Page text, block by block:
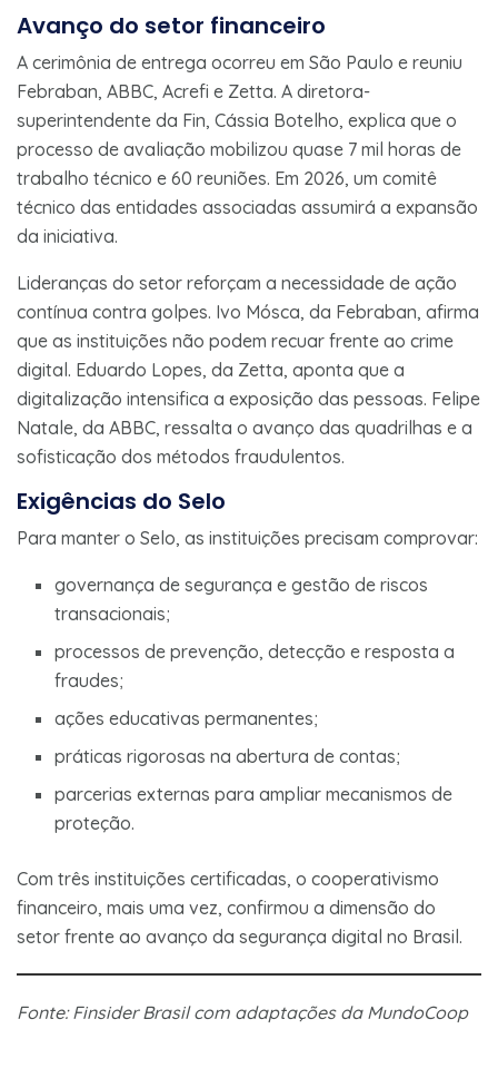
Avanço do setor financeiro
A cerimônia de entrega ocorreu em São Paulo e reuniu
Febraban, ABBC, Acrefi e Zetta. A diretora-
superintendente da Fin, Cássia Botelho, explica que o
processo de avaliação mobilizou quase 7 mil horas de
trabalho técnico e 60 reuniões. Em 2026, um comitê
técnico das entidades associadas assumirá a expansão
da iniciativa.
Lideranças do setor reforçam a necessidade de ação
contínua contra golpes. Ivo Mósca, da Febraban, afirma
que as instituições não podem recuar frente ao crime
digital. Eduardo Lopes, da Zetta, aponta que a
digitalização intensifica a exposição das pessoas. Felipe
Natale, da ABBC, ressalta o avanço das quadrilhas e a
sofisticação dos métodos fraudulentos.
Exigências do Selo
Para manter o Selo, as instituições precisam comprovar:
governança de segurança e gestão de riscos
transacionais;
processos de prevenção, detecção e resposta a
fraudes;
ações educativas permanentes;
práticas rigorosas na abertura de contas;
parcerias externas para ampliar mecanismos de
proteção.
Com três instituições certificadas, o cooperativismo
financeiro, mais uma vez, confirmou a dimensão do
setor frente ao avanço da segurança digital no Brasil.
Fonte: Finsider Brasil com adaptações da MundoCoop